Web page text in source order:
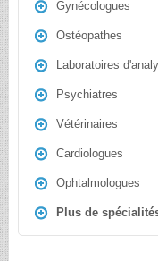
Gynécologues
Ostéopathes
Laboratoires
Psychiatres
Vétérinaires
Cardiologues
Ophtalmologues
Plus de